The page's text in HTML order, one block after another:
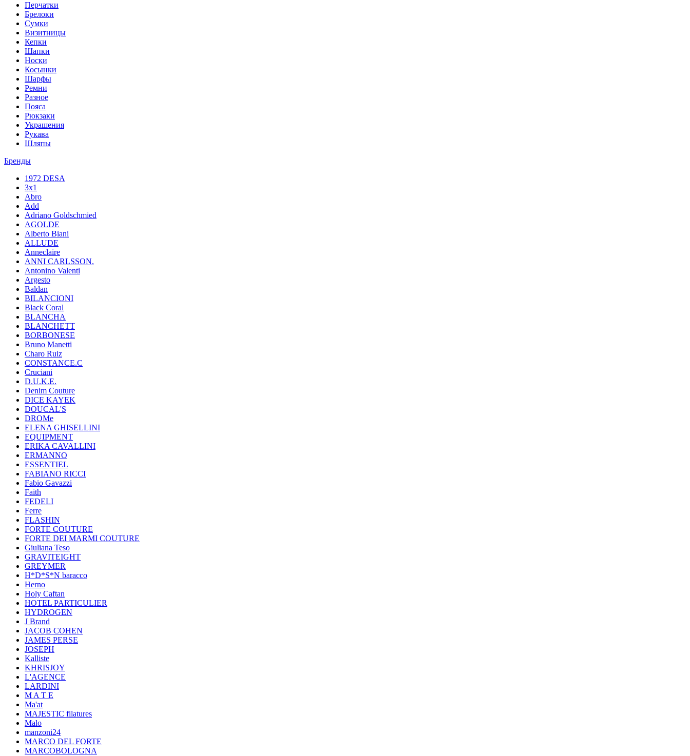
Перчатки
Брелоки
Сумки
Визитницы
Кепки
Шапки
Носки
Косынки
Шарфы
Ремни
Разное
Пояса
Рюкзаки
Украшения
Рукава
Шляпы
Бренды
1972 DESA
3x1
Abro
Add
Adriano Goldschmied
AGOLDE
Alberto Biani
ALLUDE
Anneclaire
ANNI CARLSSON.
Antonino Valenti
Argesto
Baldan
BILANCIONI
Black Coral
BLANCHA
BLANCHETT
BORBONESE
Bruno Manetti
Charo Ruiz
CONSTANCE.C
Cruciani
D.U.K.E.
Denim Couture
DICE KAYEK
DOUCAL'S
DROMe
ELENA GHISELLINI
EQUIPMENT
ERIKA CAVALLINI
ERMANNO
ESSENTIEL
FABIANO RICCI
Fabio Gavazzi
Faith
FEDELI
Ferre
FLASHIN
FORTE COUTURE
FORTE DEI MARMI COUTURE
Giuliana Teso
GRAVITEIGHT
GREYMER
H*D*S*N baracco
Herno
Holy Caftan
HOTEL PARTICULIER
HYDROGEN
J Brand
JACOB COHEN
JAMES PERSE
JOSEPH
Kalliste
KHRISJOY
L'AGENCE
LARDINI
M A T E
Ma'at
MAJESTIC filatures
Malo
manzoni24
MARCO DEL FORTE
MARCOBOLOGNA